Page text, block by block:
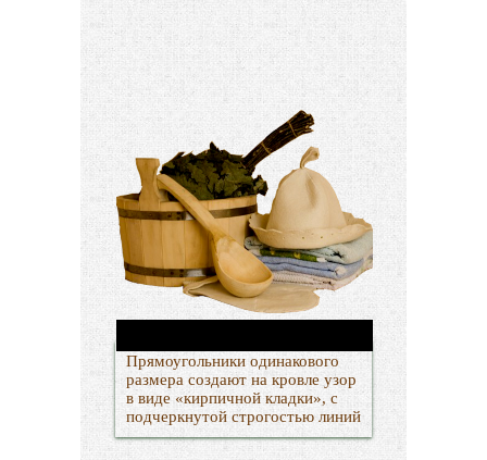
Прямоугольники одинакового
размера создают на кровле узор
в виде «кирпичной кладки», с
подчеркнутой строгостью линий